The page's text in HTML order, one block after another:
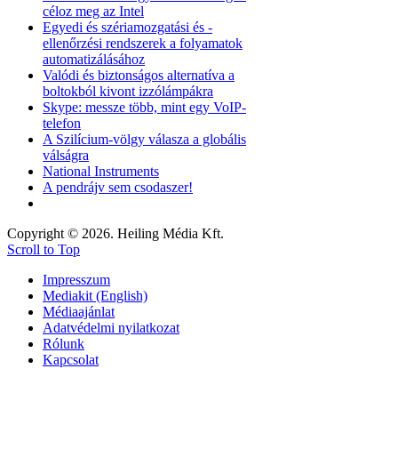
céloz meg az Intel
Egyedi és szériamozgatási és -
ellenőrzési rendszerek a folyamatok
automatizálásához
Valódi és biztonságos alternatíva a
boltokból kivont izzólámpákra
Skype: messze több, mint egy VoIP-
telefon
A Szilícium-völgy válasza a globális
válságra
National Instruments
A pendrájv sem csodaszer!
Copyright © 2026. Heiling Média Kft.
Scroll to Top
Impresszum
Mediakit (English)
Médiaajánlat
Adatvédelmi nyilatkozat
Rólunk
Kapcsolat